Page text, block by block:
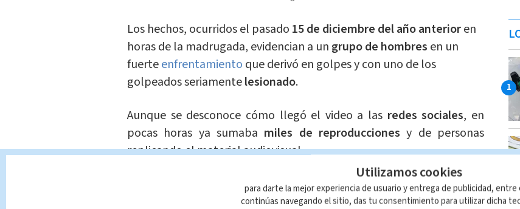
Los hechos, ocurridos el pasado 15 de diciembre del año anterioren
horas de la madrugada, evidencian a un grupo de hombres en un
fuerteenfrentamiento que derivó en golpes y con uno de los
golpeados seriamentelesionado.
Aunque se desconoce cómo llegó el video a las redes sociales, en
pocas horas ya sumaba miles de reproducciones y de personas
replicando el material audiovisual.
bromasymemes, el tema también parece que
tendrá implicaciones legales con la demanda que ascendería a200
Utilizamos cookies
para darte la mejor experiencia de usuario y entrega de publicidad, entre
continúas navegando el sitio, das tu consentimiento para utilizar dicha